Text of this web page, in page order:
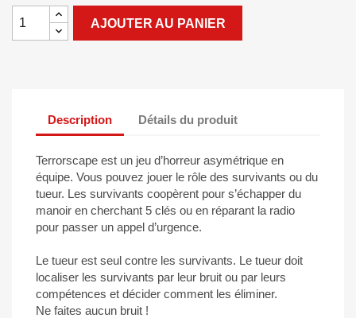
AJOUTER AU PANIER
Description Détails du produit
Terrorscape est un jeu d’horreur asymétrique en
équipe. Vous pouvez jouer le rôle des survivants ou du
tueur. Les survivants coopèrent pour s’échapper du
manoir en cherchant 5 clés ou en réparant la radio
pour passer un appel d’urgence.
Le tueur est seul contre les survivants. Le tueur doit
localiser les survivants par leur bruit ou par leurs
compétences et décider comment les éliminer.
Ne faites aucun bruit !